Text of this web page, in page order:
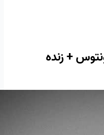
+ زنده